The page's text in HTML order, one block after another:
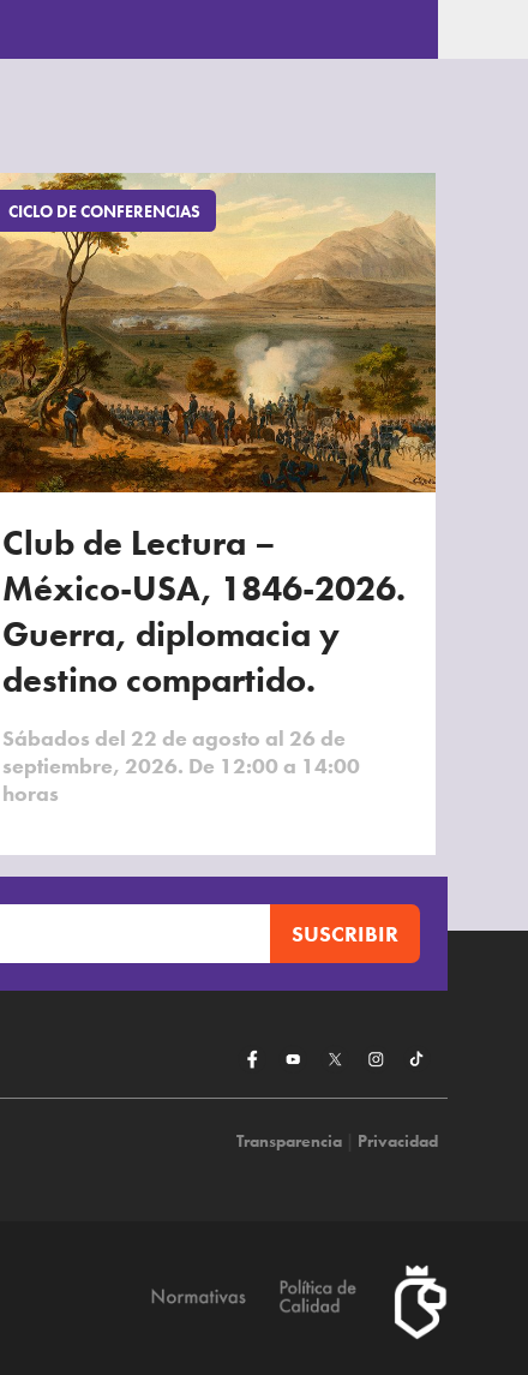
CICLO DE CONFERENCIAS
Club de Lectura –
México-USA, 1846-2026.
Guerra, diplomacia y
destino compartido.
Sábados del 22 de agosto al 26 de
septiembre, 2026. De 12:00 a 14:00
horas
Transparencia| Privacidad